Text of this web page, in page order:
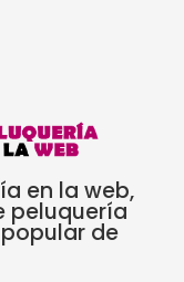
en la web,
peluquería
de